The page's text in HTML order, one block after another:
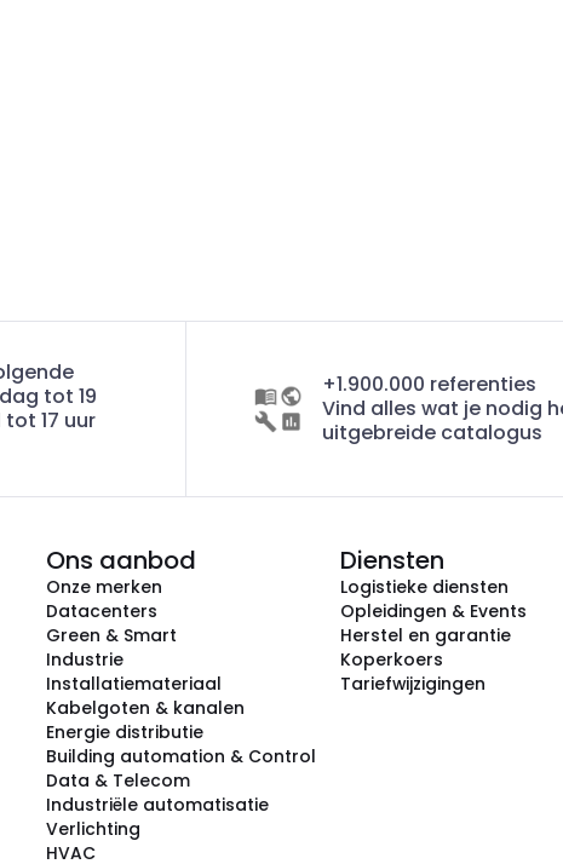
tot 19
17 uur
+1.900.000 referenties
Vind alles wat je nodig
uitgebreide catalogus
Ons aanbod
Onze merken
Datacenters
Green & Smart
Industrie
Installatiemateriaal
Kabelgoten & kanalen
Energie distributie
Building automation & Control
Data & Telecom
Industriële automatisatie
Verlichting
HVAC
Diensten
Logistieke diensten
Opleidingen & Events
Herstel en garantie
Koperkoers
Tariefwijzigingen